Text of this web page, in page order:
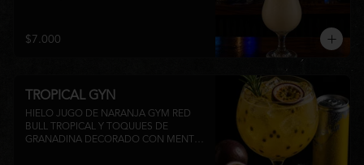
disfrutar de un momento de relajo o
acompañar la experiencia gastronómica
$7.000
TROPICAL GYN
HIELO JUGO DE NARANJA GYM RED
BULL TROPICAL Y TOQUUES DE
GRANADINA DECORADO CON MENTA